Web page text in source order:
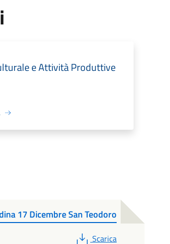
e Attività Produttive
17 Dicembre San Teodoro
PDF
Scarica